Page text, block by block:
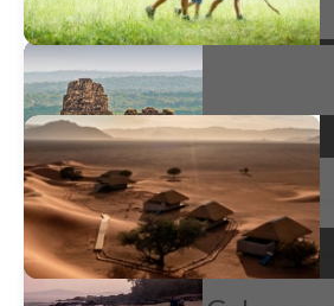
Balade équatorienne
satisfait*